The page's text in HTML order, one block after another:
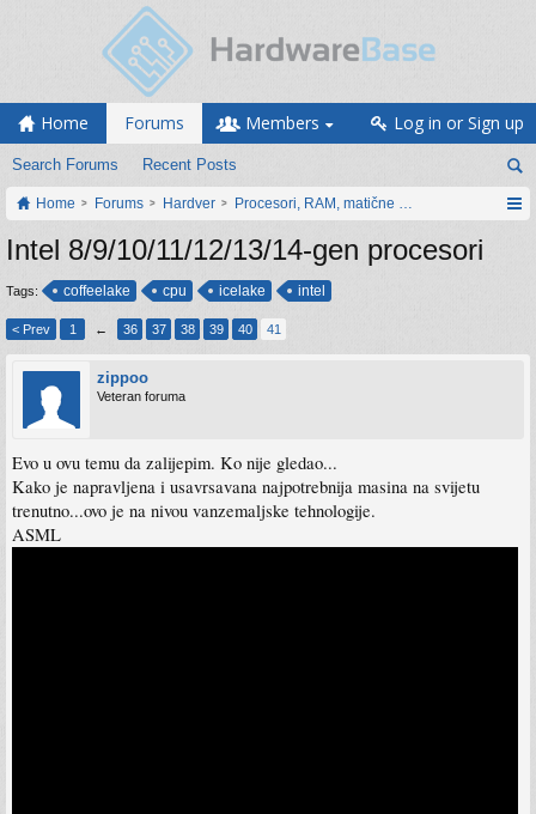
Home Forums
Search Forums Recent Posts
Members Log in or Sign up
Home Forums Hardver Procesori, RAM, matične ploče i grafičke
Intel 8/9/10/11/12/13/14-gen procesori
Tags: coffeelake cpu icelake intel
< Prev 1 ← 36 37 38 39 40 41
zippoo
Veteran foruma
Evo u ovu temu da zalijepim. Ko nije gledao...
Kako je napravljena i usavrsavana najpotrebnija masina na svijetu
trenutno...ovo je na nivou vanzemaljske tehnologije.
ASML